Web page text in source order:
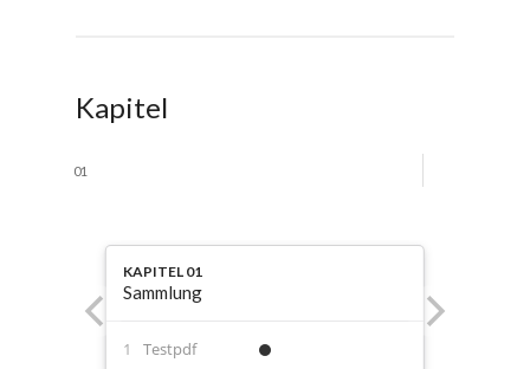
Kapitel
01
KAPITEL 01
Sammlung
Testpdf